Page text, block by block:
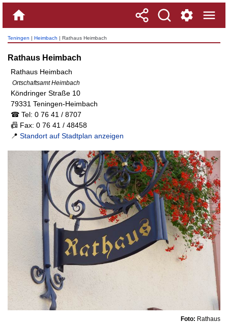
Teningen | Heimbach | Rathaus Heimbach
Rathaus Heimbach
Rathaus Heimbach
Ortschaftsamt Heimbach
Köndringer Straße 10
79331 Teningen-Heimbach
☎ Tel: 0 76 41 / 8707
📠 Fax: 0 76 41 / 48458
📍 Standort auf Stadtplan anzeigen
Foto: Rathaus